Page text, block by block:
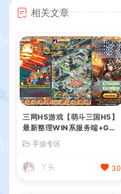
相关文章
三网H5游戏【萌斗三国H5】
最新整理WIN系服务端+GM
手游专区
丫头 30